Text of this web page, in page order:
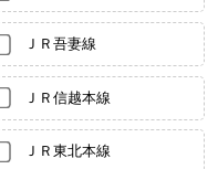
ＪＲ吾妻線
ＪＲ信越本線
ＪＲ東北本線